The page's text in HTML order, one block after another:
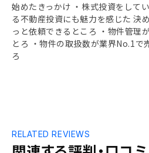
始めたきっかけ ・株式投資をして
る不動産投資にも魅力を感じた 決
っと依頼できるところ ・物件管理
とろ ・物件の取扱数が業界No.1で
ろ
RELATED REVIEWS